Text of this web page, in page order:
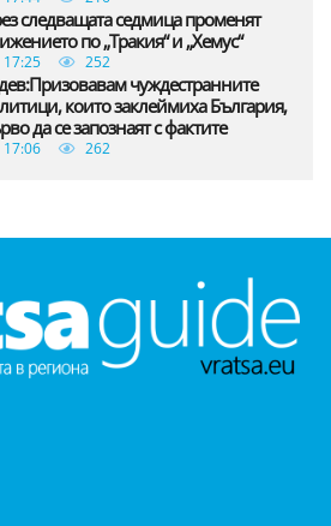
следващата седмица променят
по „Тракия“ и „Хемус“
17:25 252
чуждестранните
които заклеймиха България,
да се запознаят с фактите
17:06 262